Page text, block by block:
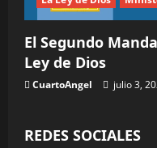
El Segundo
Ley de Dios
CuartoAngel julio 3,
REDES SOCIALES